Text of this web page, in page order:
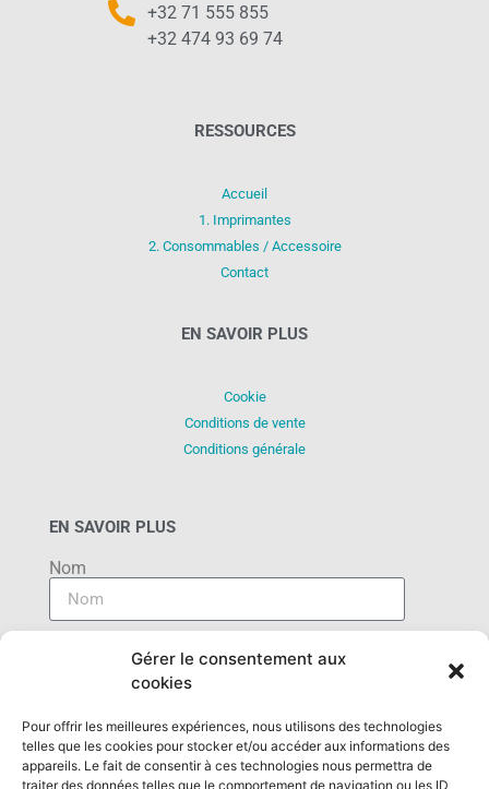
Gérer le consentement aux
cookies
Pour offrir les meilleures expériences, nous utilisons des technologies
telles que les cookies pour stocker et/ou accéder aux informations des
appareils. Le fait de consentir à ces technologies nous permettra de
traiter des données telles que le comportement de navigation ou les ID
+32 71 555 855
+32 474 93 69 74
RESSOURCES
Accueil
1. Imprimantes
2. Consommables / Accessoire
Contact
EN SAVOIR PLUS
Cookie
Conditions de vente
Conditions générale
EN SAVOIR PLUS
Nom